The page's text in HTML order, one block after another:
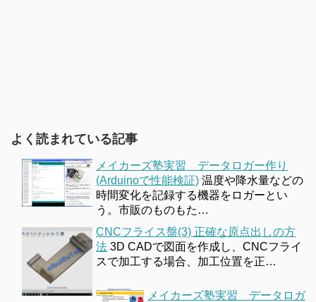
よく読まれている記事
メイカーズ塾実習 データロガー作り
(Arduinoで性能検証) 温度や降水量などの
時間変化を記録する機器をロガーとい
う。市販のものもた…
CNCフライス盤(3) 正確な原点出しの方
法 3D CADで図面を作成し、CNCフライ
スで加工する場合、加工位置を正…
メイカーズ塾実習 データロガ